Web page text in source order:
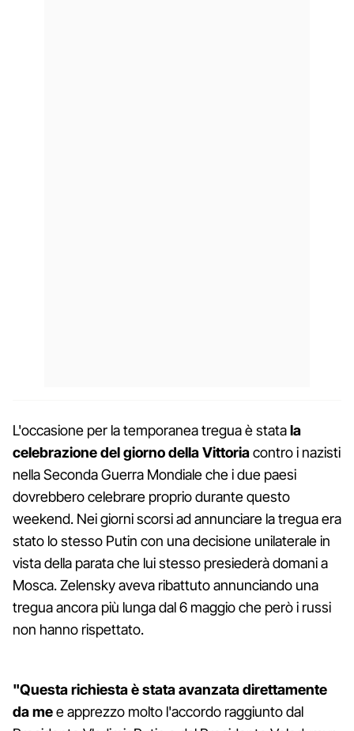
L'occasione per la temporanea tregua è statala
celebrazione del giorno della Vittoriacontro i nazisti
nella Seconda Guerra Mondiale che i due paesi
dovrebbero celebrare proprio durante questo
weekend. Nei giorni scorsi ad annunciare la tregua era
stato lo stesso Putin con una decisione unilaterale in
vista della parata che lui stesso presiederà domani a
Mosca. Zelensky aveva ribattuto annunciando una
tregua ancora più lunga dal 6 maggio che però i russi
non hanno rispettato.
"Questa richiesta è stata avanzata direttamente
da mee apprezzo molto l'accordo raggiunto dal